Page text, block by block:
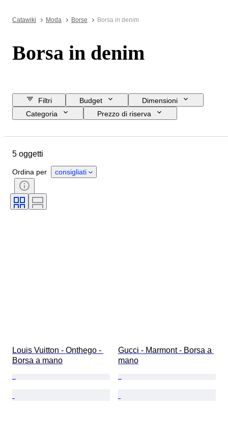
Catawiki Moda Borse Borsa in denim
Borsa in denim
Filtri Budget
Dimensioni
Categoria
Prezzo di riserva
Condizioni
Modello
5 oggetti
Ordina per consigliati
Louis Vuitton - Onthego -
Borsa a mano
Gucci - Marmont - Borsa a
mano